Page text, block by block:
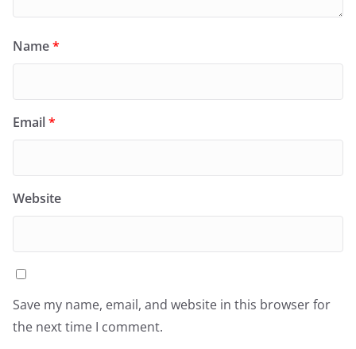
Name*
Email*
Website
Save my name, email, and website in this browser for
the next time I comment.